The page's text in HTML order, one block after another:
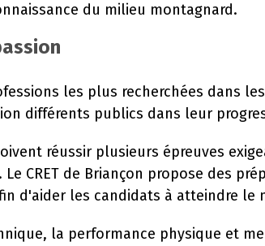
du milieu montagnard.
les plus recherchées dans
différents publics dans leur
réussir plusieurs épreuves
CRET de Briançon propose des
d'aider les candidats à atteindre le
la performance physique et